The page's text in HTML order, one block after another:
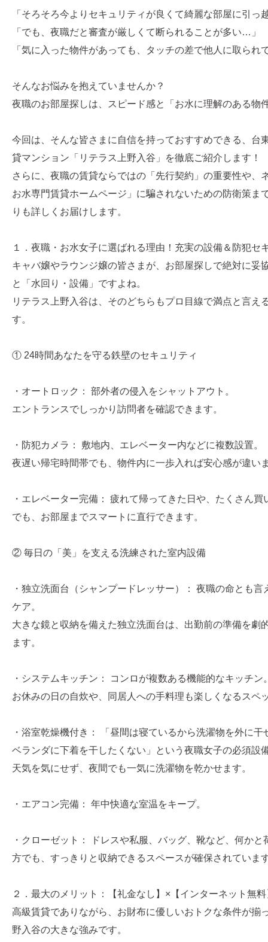
「そろそろ今よりセキュリティが良くて綺麗な部屋に引っ
「でも、夜職だと審査が厳しくて断られることが多い…」
「気に入った物件があっても、タッチの差で他人に取ら
そんなお悩みを抱えていませんか？
夜職のお部屋探しは、スピード感と「お水に理解のある物
今回は、そんな皆さまに自信を持っておすすめできる、台
貸マンション「リテラス上野入谷」を徹底ご紹介します！
さらに、夜職の賃貸ならではの「先行契約」の重要性や、
お水専門賃貸ホームページ」に騙されないための防衛策ま
りも詳しくお届けします。
１．夜職・お水女子に選ばれる理由！充実の設備＆防犯セ
キャバ嬢やラウンジ嬢の皆さまが、お部屋探しで絶対に妥
と「水回り・設備」ですよね。
リテラス上野入谷は、そのどちらもプロ目線で満点と言え
す。
① 24時間あなたを守る鉄壁のセキュリティ
・オートロック： 部外者の侵入をシャットアウト。
エントランスでしっかり訪問者を確認できます。
・防犯カメラ： 敷地内、エレベーター内などに複数設置。
夜遅い帰宅時間帯でも、物件内に一歩入れば安心感が違い
・エレベーター完備： 疲れて帰ってきた日や、たくさん
でも、お部屋までスマートに直行できます。
② 毎日の「美」を支える洗練された室内設備
・独立洗面台（シャンプードレッサー）： 夜職の命とも
ケア。
大きな鏡と収納を備えた独立洗面台は、出勤前の準備を劇
ます。
・システムキッチン： コンロが複数ある機能的なキッチン
お休みの日の自炊や、同居人への手料理も楽しくなるスペ
・浴室乾燥機付き： 「昼間は寝ているから洗濯物を外に
ベランダに下着を干したくない」という夜職女子の必須設
天気を気にせず、夜間でも一気に洗濯物を乾かせます。
・エアコン完備： 年中快適な室温をキープ。
・クローゼット： ドレスや私服、バッグ、靴など、何か
方でも、すっきりと収納できるスペースが確保されていま
２．最大のメリット：【礼金なし】×【インターネット無
高級賃貸でありながら、お財布に優しいおトクな条件が揃
野入谷の大きな強みです。